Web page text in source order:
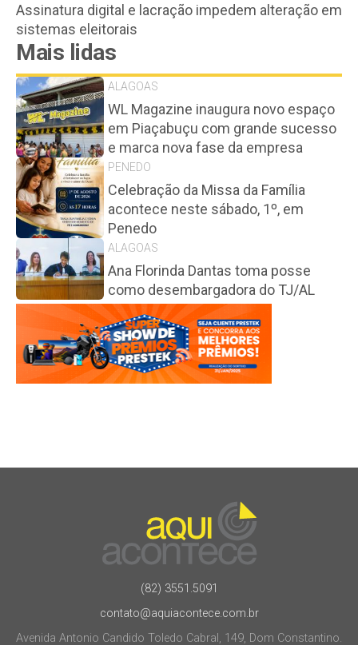
Assinatura digital e lacração impedem alteração em
sistemas eleitorais
Mais lidas
ALAGOAS
WL Magazine inaugura novo espaço
em Piaçabuçu com grande sucesso
e marca nova fase da empresa
PENEDO
Celebração da Missa da Família
acontece neste sábado, 1º, em
Penedo
ALAGOAS
Ana Florinda Dantas toma posse
como desembargadora do TJ/AL
(82) 3551.5091
contato@aquiacontece.com.br
Avenida Antonio Candido Toledo Cabral, 149, Dom Constantino.